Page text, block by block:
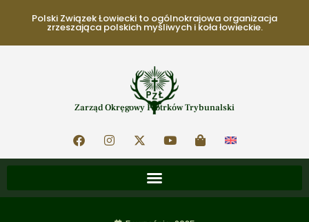
Polski Związek Łowiecki to ogólnokrajowa organizacja
zrzeszająca polskich myśliwych i koła łowieckie.
Zarząd Okręgowy Piotrków Trybunalski